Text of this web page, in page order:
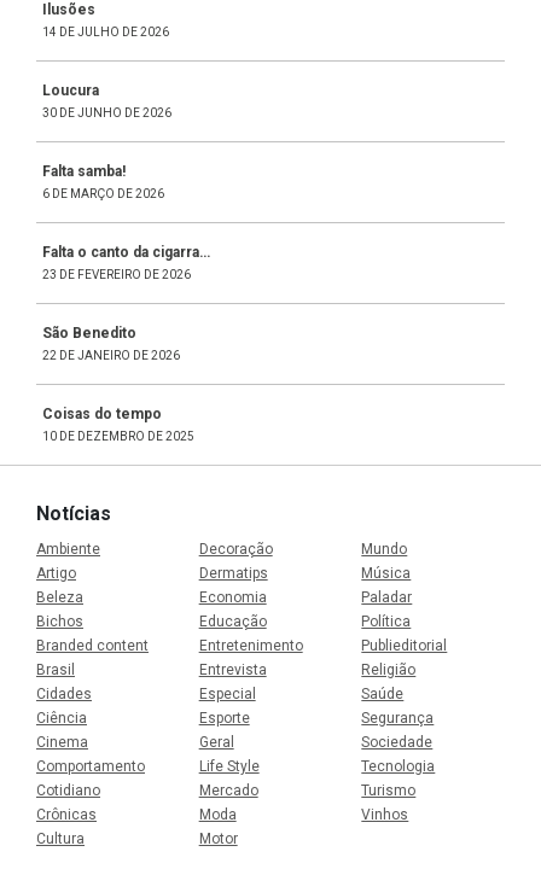
Ilusões
14 DE JULHO DE 2026
Loucura
30 DE JUNHO DE 2026
Falta samba!
6 DE MARÇO DE 2026
Falta o canto da cigarra…
23 DE FEVEREIRO DE 2026
São Benedito
22 DE JANEIRO DE 2026
Coisas do tempo
10 DE DEZEMBRO DE 2025
Notícias
Ambiente
Artigo
Beleza
Bichos
Branded content
Brasil
Cidades
Ciência
Cinema
Comportamento
Cotidiano
Crônicas
Cultura
Decoração
Dermatips
Economia
Educação
Entretenimento
Entrevista
Especial
Esporte
Geral
Life Style
Mercado
Moda
Motor
Mundo
Música
Paladar
Política
Publieditorial
Religião
Saúde
Segurança
Sociedade
Tecnologia
Turismo
Vinhos